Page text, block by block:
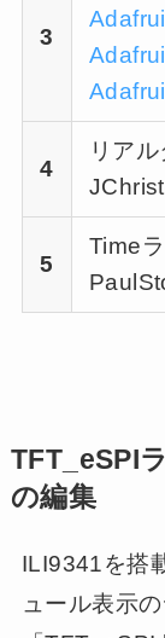
3
4
リア
5
Time
TFT_eSPI
の編集
ILI9341を搭
ュール表示